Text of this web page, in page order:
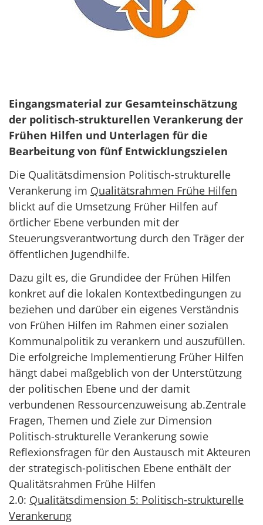
Eingangsmaterial zur Gesamteinschätzung
der politisch-strukturellen Verankerung der
Frühen Hilfen und Unterlagen für die
Bearbeitung von fünf Entwicklungszielen
Die Qualitätsdimension Politisch-strukturelle
Verankerung im Qualitätsrahmen Frühe Hilfen
blickt auf die Umsetzung Früher Hilfen auf
örtlicher Ebene verbunden mit der
Steuerungsverantwortung durch den Träger der
öffentlichen Jugendhilfe.
Dazu gilt es, die Grundidee der Frühen Hilfen
konkret auf die lokalen Kontextbedingungen zu
beziehen und darüber ein eigenes Verständnis
von Frühen Hilfen im Rahmen einer sozialen
Kommunalpolitik zu verankern und auszufüllen.
Die erfolgreiche Implementierung Früher Hilfen
hängt dabei maßgeblich von der Unterstützung
der politischen Ebene und der damit
verbundenen Ressourcenzuweisung ab.Zentrale
Fragen, Themen und Ziele zur Dimension
Politisch-strukturelle Verankerung sowie
Reflexionsfragen für den Austausch mit Akteuren
der strategisch-politischen Ebene enthält der
Qualitätsrahmen Frühe Hilfen
2.0: Qualitätsdimension 5: Politisch-strukturelle
Verankerung